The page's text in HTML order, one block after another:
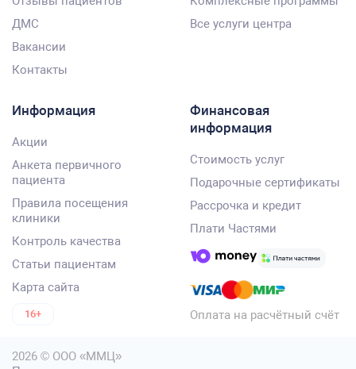
ДМС
Вакансии
Контакты
Все услуги центра
Информация
Акции
Анкета первичного
пациента
Правила посещения
клиники
Контроль качества
Статьи пациентам
Карта сайта
16+
Финансовая
информация
Стоимость услуг
Подарочные сертификаты
Рассрочка и кредит
Плати Частями
Оплата на расчётный счёт
2026 © ООО «ММЦ»